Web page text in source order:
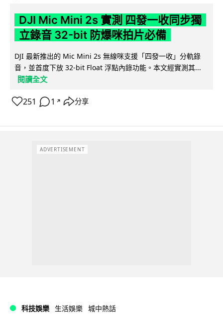
DJI Mic Mini 2s 實測 四發一收同步獨
立錄音 32-bit 防爆咪拍片必備
DJI 最新推出的 Mic Mini 2s 無線咪支援「四發一收」分軌錄
音，並首度下放 32-bit Float 浮點內錄功能。本文經實測其...
閱讀全文
251 1 ↗ 分享
ADVERTISEMENT
科技娛樂 生活娛樂 城中熱話